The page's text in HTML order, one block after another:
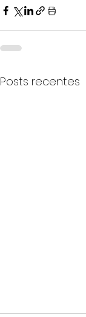
Posts recentes